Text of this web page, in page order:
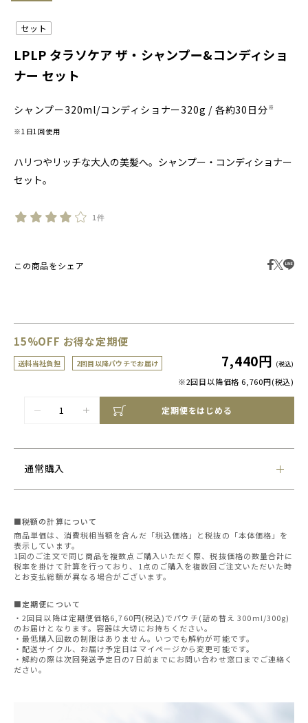
セット
LPLP タラソケア ザ・シャンプー&コンディショ
ナー セット
シャンプー320ml/コンディショナー320g / 各約30日分※
※1日1回使用
ハリつやリッチな大人の美髪へ。シャンプー・コンディショナー
セット。
1件
この商品をシェア
15%OFF お得な定期便
送料当社負担 2回目以降パウチでお届け 7,440円 (税込)
※2回目以降価格 6,760円(税込)
定期便をはじめる
通常購入
■税額の計算について
商品単価は、消費税相当額を含んだ「税込価格」と税抜の「本体価格」を
表示しています。
1回のご注文で同じ商品を複数点ご購入いただく際、税抜価格の数量合計に
税率を掛けて計算を行っており、1点のご購入を複数回ご注文いただいた時
とお支払総額が異なる場合がございます。
■定期便について
・2回目以降は定期便価格6,760円(税込)でパウチ(詰め替え 300ml/300g)
のお届けとなります。容器は大切にお持ちください。
・最低購入回数の制限はありません。いつでも解約が可能です。
・配送サイクル、お届け予定日はマイページから変更可能です。
・解約の際は次回発送予定日の7日前までにお問い合わせ窓口までご連絡く
ださい。